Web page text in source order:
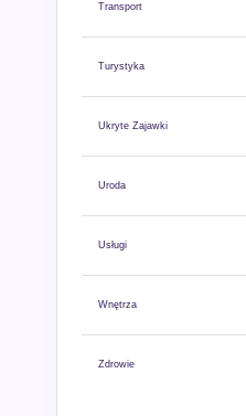
Transport
Turystyka
Ukryte Zajawki
Uroda
Usługi
Wnętrza
Zdrowie